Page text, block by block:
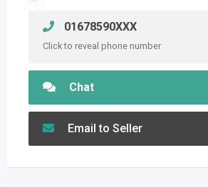
01678590XXX
Click to reveal phone number
Chat
Email to Seller